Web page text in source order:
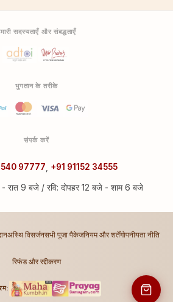
सदस्यताएँ और संबद्धताएँ
भुगतान के तरीके
संपर्क करें
97777 +91 91152 34555
रात 9 बजे / रवि: दोपहर 12 बजे - शाम 6 बजे
अस्थि विसर्जनसभी पूजा पैकेजनियम और शर्तेंगोपनीयता नीति
रिफंड और रद्दीकरण